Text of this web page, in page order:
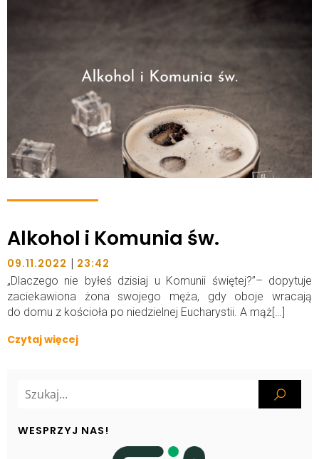
Alkohol i Komunia św.
09.11.2022 | 23:42
„Dlaczego nie byłeś dzisiaj u Komunii świętej?”– dopytuje
zaciekawiona żona swojego męża, gdy oboje wracają
do domu z kościoła po niedzielnej Eucharystii. A mąż[…]
Czytaj więcej
WESPRZYJ NAS!